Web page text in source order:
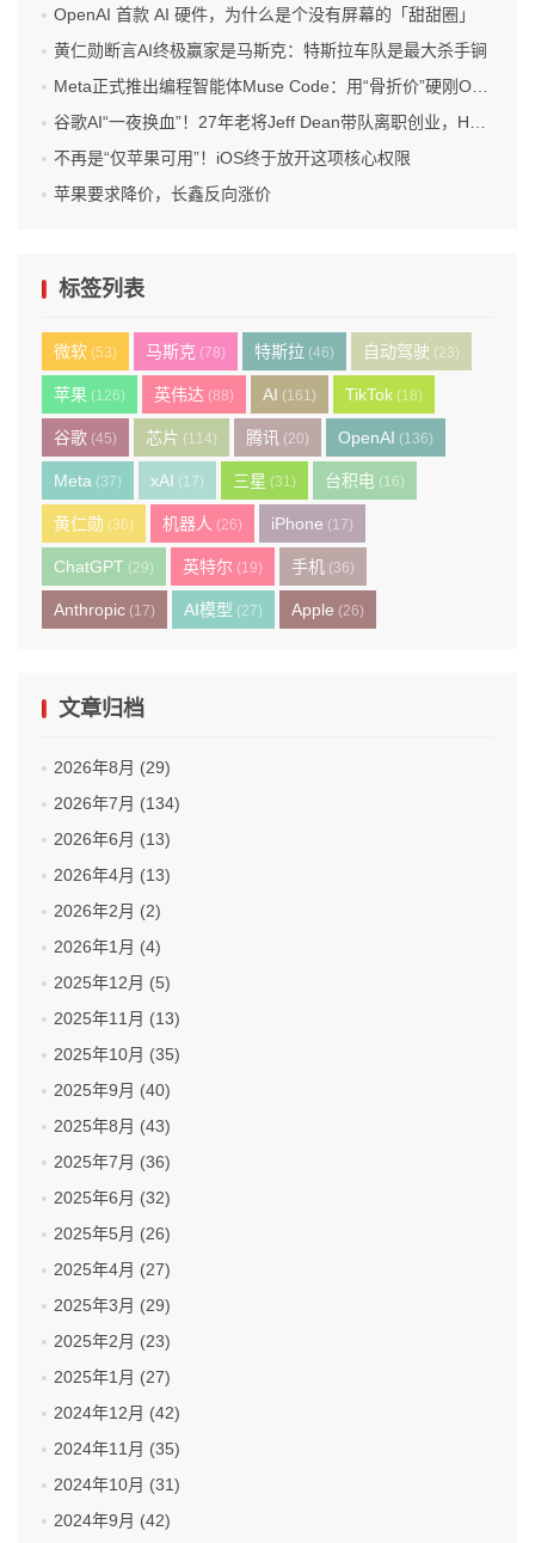
OpenAI 首款 AI 硬件，为什么是个没有屏幕的「甜甜圈」
黄仁勋断言AI终极赢家是马斯克：特斯拉车队是最大杀手锏
Meta正式推出编程智能体Muse Code：用“骨折价”硬刚OpenAI和Anthropic！
谷歌AI“一夜换血”！27年老将Jeff Dean带队离职创业，Hassabis卸任DeepMind CEO，Gemini迎来关键换帅
不再是“仅苹果可用”！iOS终于放开这项核心权限
苹果要求降价，长鑫反向涨价
标签列表
微软 (53) 马斯克 (78) 特斯拉 (46) 自动驾驶 (23)
苹果 (126) 英伟达 (88) AI (161) TikTok (18)
谷歌 (45) 芯片 (114) 腾讯 (20) OpenAI (136)
Meta (37) xAI (17) 三星 (31) 台积电 (16)
黄仁勋 (36) 机器人 (26) iPhone (17)
ChatGPT (29) 英特尔 (19) 手机 (36)
Anthropic (17) AI模型 (27) Apple (26)
文章归档
2026年8月 (29)
2026年7月 (134)
2026年6月 (13)
2026年4月 (13)
2026年2月 (2)
2026年1月 (4)
2025年12月 (5)
2025年11月 (13)
2025年10月 (35)
2025年9月 (40)
2025年8月 (43)
2025年7月 (36)
2025年6月 (32)
2025年5月 (26)
2025年4月 (27)
2025年3月 (29)
2025年2月 (23)
2025年1月 (27)
2024年12月 (42)
2024年11月 (35)
2024年10月 (31)
2024年9月 (42)